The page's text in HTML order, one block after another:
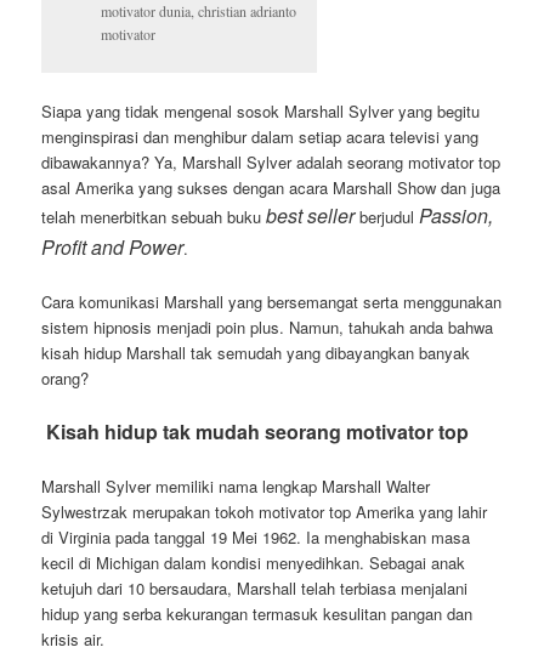
motivator dunia, christian adrianto
motivator
Siapa yang tidak mengenal sosok Marshall Sylver yang begitu
menginspirasi dan menghibur dalam setiap acara televisi yang
dibawakannya? Ya, Marshall Sylver adalah seorang motivator top
asal Amerika yang sukses dengan acara Marshall Show dan juga
telah menerbitkan sebuah bukubest sellerberjudul Passion,
Profit and Power.
Cara komunikasi Marshall yang bersemangat serta menggunakan
sistem hipnosis menjadi poin plus. Namun, tahukah anda bahwa
kisah hidup Marshall tak semudah yang dibayangkan banyak
orang?
Kisah hidup tak mudah seorang motivator top
Marshall Sylver memiliki nama lengkap Marshall Walter
Sylwestrzak merupakan tokoh motivator top Amerika yang lahir
di Virginia pada tanggal 19 Mei 1962. Ia menghabiskan masa
kecil di Michigan dalam kondisi menyedihkan. Sebagai anak
ketujuh dari 10 bersaudara, Marshall telah terbiasa menjalani
hidup yang serba kekurangan termasuk kesulitan pangan dan
krisis air.